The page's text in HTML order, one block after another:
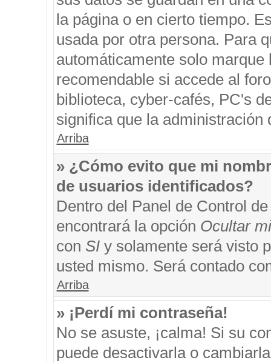
la página o en cierto tiempo.
usada por otra persona. Para
automáticamente solo
recomendable si accede al
biblioteca, cyber-cafés, PC's
significa que la administración
Arriba
» ¿Cómo evito que mi
de usuarios identificados?
Dentro del Panel de Control
encontrará la opción Ocultar
con SIy solamente será visto
usted mismo. Será contado
Arriba
» ¡Perdí mi contraseña!
No se asuste, ¡calma! Si su
puede desactivarla o